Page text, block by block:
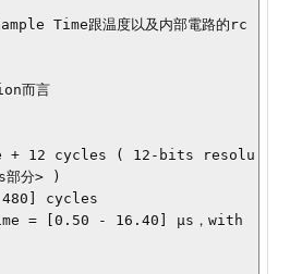
Time跟温度以及内部電路的rc
而言
+ 12 cycles ( 12-bits resolu
分> )
cycles
= [0.50 - 16.40] µs，with